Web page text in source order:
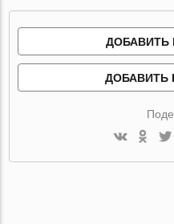
ДОБАВИТЬ
ДОБАВИТЬ